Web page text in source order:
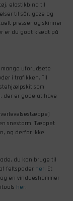
elastikbind til
til sår, gaze og
presser og skinner
er du godt klædt på
uforudsete
i trafikken. Til
som
der er gode at have
snestorm. Tæppet
og derfor ikke
du kan bruge til
feltspader her. Et
en vindueshammer
her.